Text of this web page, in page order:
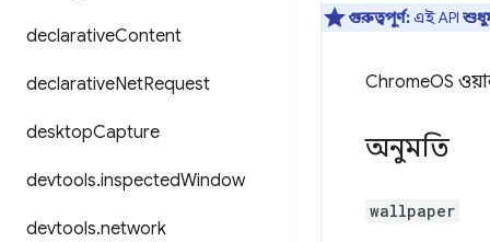
declarativeContent
declarativeNetRequest
desktopCapture
devtools.inspectedWindow
devtools.network
গুরুত্বপূর্ণ:এই API
ChromeOS
অনুমতি
wallpaper